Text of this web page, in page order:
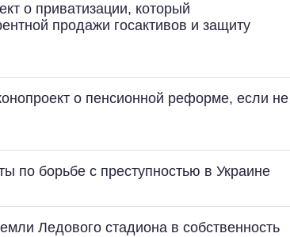
о приватизации, который
продажи госактивов и защиту
о пенсионной реформе, если не
по борьбе с преступностью в Украине
Ледового стадиона в собственность